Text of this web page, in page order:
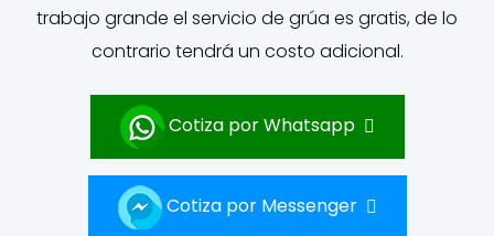
trabajo grande el servicio de grúa es gratis, de lo
contrario tendrá un costo adicional.
Cotiza por Whatsapp
Cotiza por Messenger